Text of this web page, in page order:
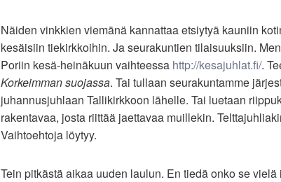
Näiden vinkkien viemänä kannattaa etsiytyä kauniin
kesäisiin tiekirkkoihin. Ja seurakuntien tilaisuuksiin.
Poriin kesä-heinäkuun vaihteessa http://kesajuhlat.fi/.
Korkeimman suojassa. Tai tullaan seurakuntamme
juhannusjuhlaan Tallikirkkoon lähelle. Tai luetaan
rakentavaa, josta riittää jaettavaa muillekin.
Vaihtoehtoja löytyy.
Tein pitkästä aikaa uuden laulun. En tiedä onko se